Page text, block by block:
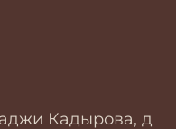
Кадырова, д